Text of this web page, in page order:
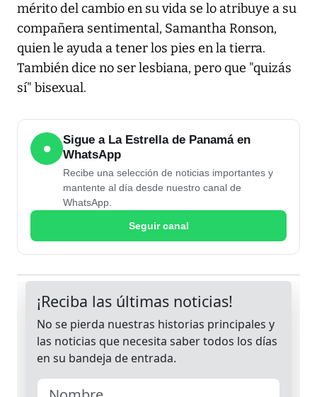
mérito del cambio en su vida se lo atribuye a su
compañera sentimental, Samantha Ronson,
quien le ayuda a tener los pies en la tierra.
También dice no ser lesbiana, pero que "quizás
sí" bisexual.
●
Sigue a La Estrella de Panamá en
WhatsApp
Recibe una selección de noticias importantes y
mantente al día desde nuestro canal de
WhatsApp.
Seguir canal